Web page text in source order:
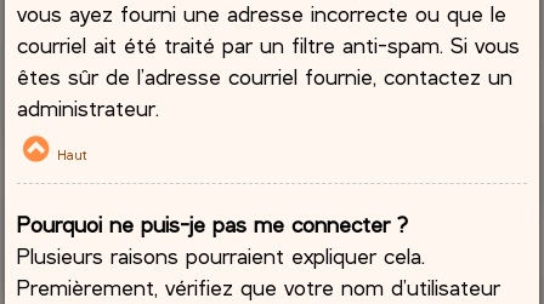
vous ayez fourni une adresse incorrecte ou que le
courriel ait été traité par un filtre anti-spam. Si vous
êtes sûr de l’adresse courriel fournie, contactez un
administrateur.
Haut
Pourquoi ne puis-je pas me connecter ?
Plusieurs raisons pourraient expliquer cela.
Premièrement, vérifiez que votre nom d’utilisateur